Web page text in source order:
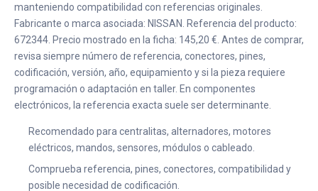
manteniendo compatibilidad con referencias originales.
Fabricante o marca asociada: NISSAN. Referencia del producto:
672344. Precio mostrado en la ficha: 145,20 €. Antes de comprar,
revisa siempre número de referencia, conectores, pines,
codificación, versión, año, equipamiento y si la pieza requiere
programación o adaptación en taller. En componentes
electrónicos, la referencia exacta suele ser determinante.
Recomendado para centralitas, alternadores, motores
eléctricos, mandos, sensores, módulos o cableado.
Comprueba referencia, pines, conectores, compatibilidad y
posible necesidad de codificación.